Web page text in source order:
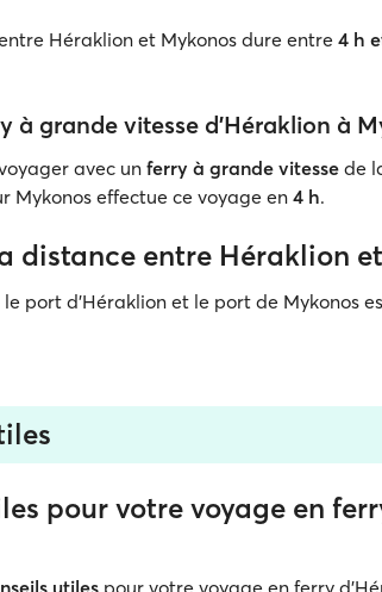
Héraklion et Mykonos dure entre 4 h
à grande vitesse d'Héraklion à
avec unferry à grande vitesse de
Mykonos effectue ce voyage en4 h.
distance entre Héraklion
port d'Héraklion et le port de Mykonos
pour votre voyage en
utiles pour votre voyage en ferry